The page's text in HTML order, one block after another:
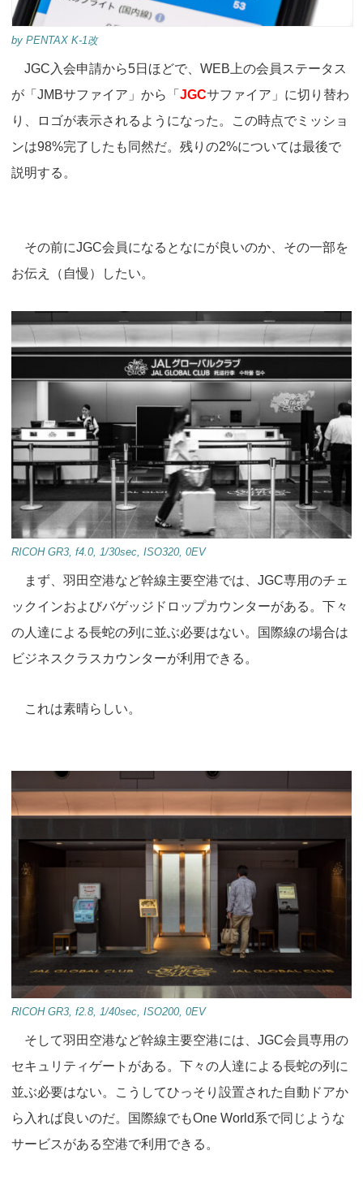
by PENTAX K-1改
JGC入会申請から5日ほどで、WEB上の会員ステータス
が「JMBサファイア」から「 JGCサファイア」に切り替わ
り、ロゴが表示されるようになった。この時点でミッショ
ンは98%完了したも同然だ。残りの2%については最後で
説明する。
その前にJGC会員になるとなにが良いのか、その一部を
お伝え（自慢）したい。
RICOH GR3, f4.0, 1/30sec, ISO320, 0EV
まず、羽田空港など幹線主要空港では、JGC専用のチェ
ックインおよびバゲッジドロップカウンターがある。下々
の人達による長蛇の列に並ぶ必要はない。国際線の場合は
ビジネスクラスカウンターが利用できる。
これは素晴らしい。
RICOH GR3, f2.8, 1/40sec, ISO200, 0EV
そして羽田空港など幹線主要空港には、JGC会員専用の
セキュリティゲートがある。下々の人達による長蛇の列に
並ぶ必要はない。こうしてひっそり設置された自動ドアか
ら入れば良いのだ。国際線でもOne World系で同じような
サービスがある空港で利用できる。